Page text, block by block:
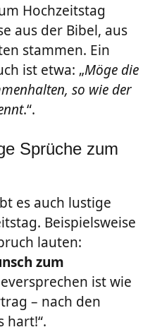
Hochzeitstag
aus der Bibel, aus
stammen. Ein
ist etwa: „Möge die
so wie der
.“.
Sprüche zum
es auch lustige
Beispielsweise
lauten:
zum
ist wie
– nach den
hart!“.